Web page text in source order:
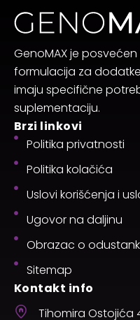
GenoMAX je
formulacija za
imaju specifične
suplementaciju.
Brzi linkovi
Politika privatnosti
Politika kolačića
Uslovi korišćenja i
Ugovor na daljinu
Obrazac o
Sitemap
Kontakt info
Tihomira Ostojića